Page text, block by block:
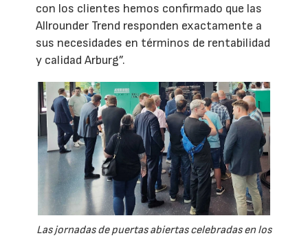
con los clientes hemos confirmado que las
Allrounder Trend responden exactamente a
sus necesidades en términos de rentabilidad
y calidad Arburg”.
Las jornadas de puertas abiertas celebradas en los